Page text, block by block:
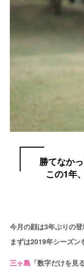
勝てなか
この1年
今月の顔は3年ぶりの登
まずは2019年シーズン
三ヶ島 「数字だけを